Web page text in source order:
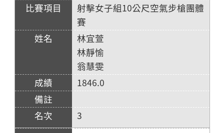
射擊女子組10公尺空氣步槍團體
賽
林宜萱
林靜愉
翁慧雯
1846.0
3